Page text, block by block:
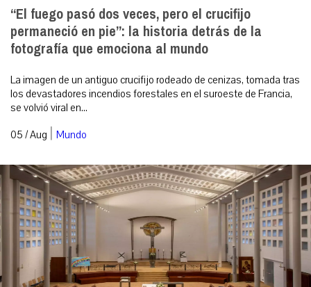
“El fuego pasó dos veces, pero el crucifijo
permaneció en pie”: la historia detrás de la
fotografía que emociona al mundo
La imagen de un antiguo crucifijo rodeado de cenizas, tomada tras
los devastadores incendios forestales en el suroeste de Francia,
se volvió viral en...
05 / Aug | Mundo